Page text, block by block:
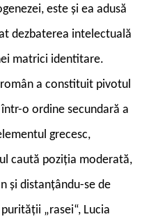
este și ea adusă
dezbaterea intelectuală
matrici identitare.
a constituit pivotul
o ordine secundară a
grecesc,
caută poziția moderată,
și distanțându-se de
„rasei“, Lucia